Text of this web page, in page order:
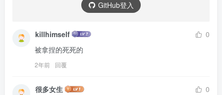
GitHub登入
killhimself
0
被拿捏的死死的
2年前 回覆
很多女生
0